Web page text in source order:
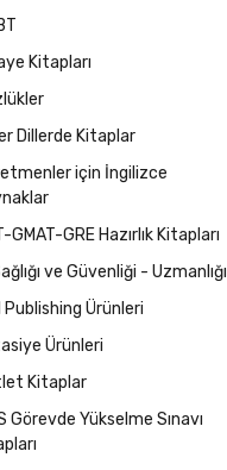
Kitapları
Dillerde Kitaplar
için İngilizce
GMAT-GRE Hazırlık Kitapları
ve Güvenliği - Uzmanlığı
Publishing Ürünleri
Ürünleri
Kitaplar
Görevde Yükselme Sınavı